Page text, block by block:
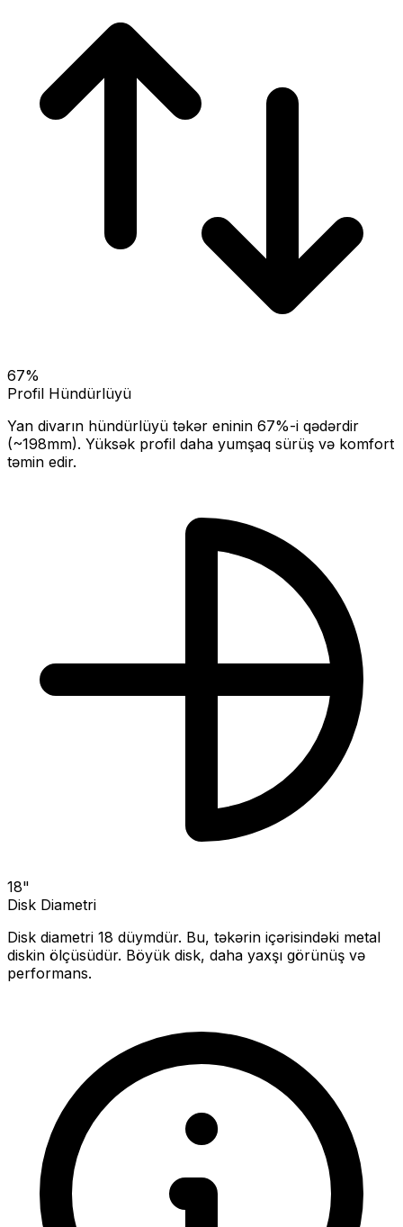
67%
Profil Hündürlüyü
Yan divarın hündürlüyü təkər eninin 67%-i qədərdir
(~198mm). Yüksək profil daha yumşaq sürüş və komfort
təmin edir.
18"
Disk Diametri
Disk diametri 18 düymdür. Bu, təkərin içərisindəki metal
diskin ölçüsüdür. Böyük disk, daha yaxşı görünüş və
performans.